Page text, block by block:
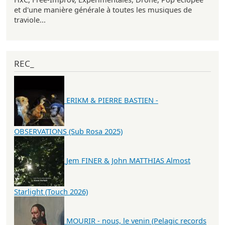
et d'une manière générale à toutes les musiques de
traviole...
REC_
ERIKM & PIERRE BASTIEN -
OBSERVATIONS (Sub Rosa 2025)
Jem FINER & John MATTHIAS Almost
Starlight (Touch 2026)
MOURIR - nous, le venin (Pelagic records